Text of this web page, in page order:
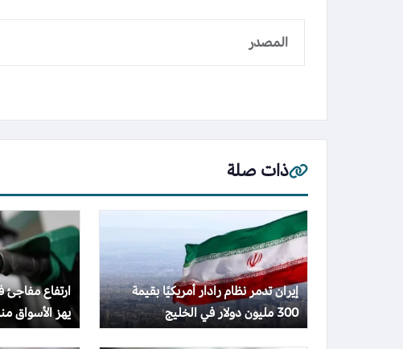
المصدر
ذات صلة
إيران تدمر نظام رادار أمريكيًا بقيمة
300 مليون دولار في الخليج
ارتفاع مفاجئ
يهز الأسواق منذ